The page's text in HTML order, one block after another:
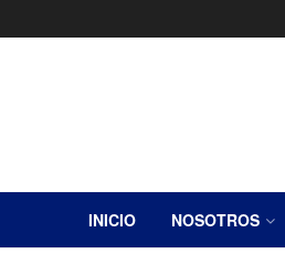
INICIO NOSOTROS